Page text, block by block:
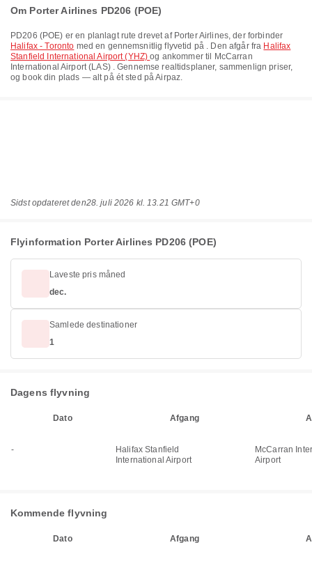
Om Porter Airlines PD206 (POE)
PD206 (POE) er en planlagt rute drevet af Porter Airlines, der forbinder
Halifax - Toronto med en gennemsnitlig flyvetid på . Den afgår fra Halifax
Stanfield International Airport (YHZ)og ankommer til
McCarran
International Airport (LAS) . Gennemse realtidsplaner, sammenlign priser,
og book din plads — alt på ét sted på Airpaz.
Sidst opdateret den28. juli 2026 kl. 13.21 GMT+0
Flyinformation Porter Airlines PD206 (POE)
Laveste pris måned
dec.
Samlede destinationer
1
Dagens flyvning
Dato Afgang
-
Halifax Stanfield
International Airport
McCarran
Airport
Kommende flyvning
Dato Afgang